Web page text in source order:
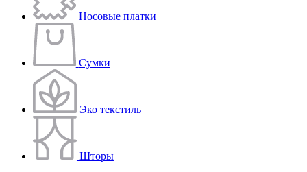
Носовые платки
Сумки
Эко текстиль
Шторы